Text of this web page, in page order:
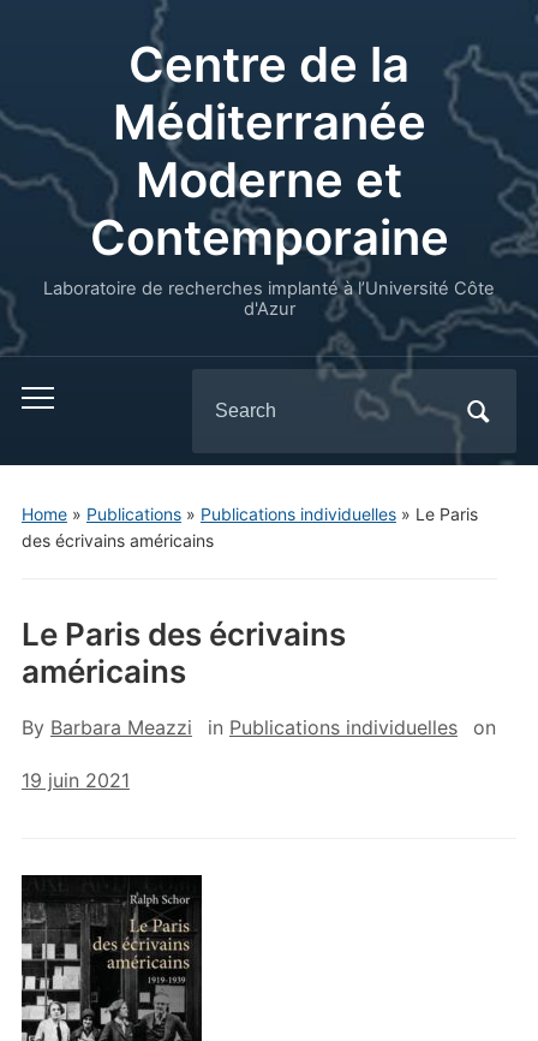
Centre de la
Méditerranée
Moderne et
Contemporaine
Laboratoire de recherches implanté à l’Université Côte
d'Azur
for:
Home» Publications» Publications individuelles» Le Paris
des écrivains américains
Le Paris des écrivains
américains
By Barbara Meazzi in Publications individuelles on
19 juin 2021